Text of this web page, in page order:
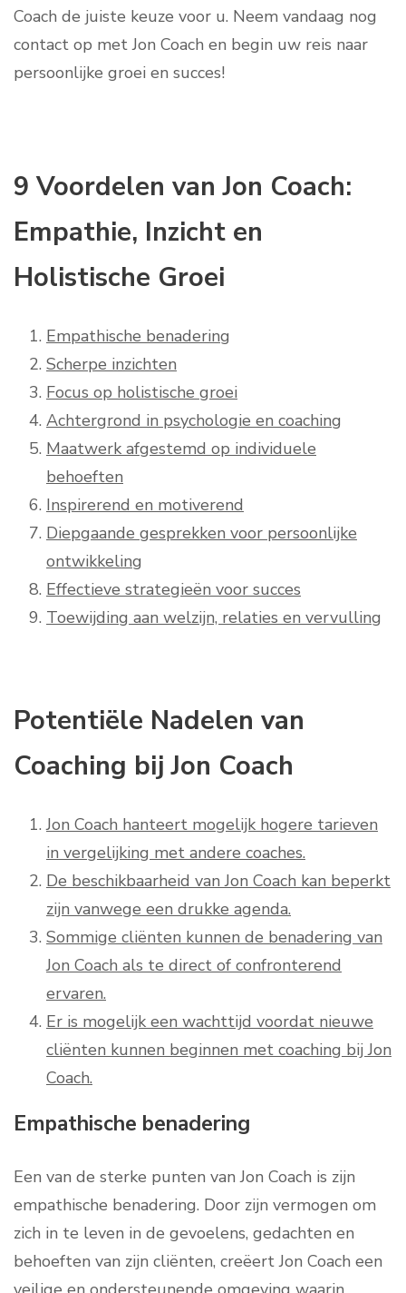
Coach de juiste keuze voor u. Neem vandaag nog
contact op met Jon Coach en begin uw reis naar
persoonlijke groei en succes!
9 Voordelen van Jon Coach:
Empathie, Inzicht en
Holistische Groei
Empathische benadering
Scherpe inzichten
Focus op holistische groei
Achtergrond in psychologie en coaching
Maatwerk afgestemd op individuele
behoeften
Inspirerend en motiverend
Diepgaande gesprekken voor persoonlijke
ontwikkeling
Effectieve strategieën voor succes
Toewijding aan welzijn, relaties en vervulling
Potentiële Nadelen van
Coaching bij Jon Coach
Jon Coach hanteert mogelijk hogere tarieven
in vergelijking met andere coaches.
De beschikbaarheid van Jon Coach kan beperkt
zijn vanwege een drukke agenda.
Sommige cliënten kunnen de benadering van
Jon Coach als te direct of confronterend
ervaren.
Er is mogelijk een wachttijd voordat nieuwe
cliënten kunnen beginnen met coaching bij Jon
Coach.
Empathische benadering
Een van de sterke punten van Jon Coach is zijn
empathische benadering. Door zijn vermogen om
zich in te leven in de gevoelens, gedachten en
behoeften van zijn cliënten, creëert Jon Coach een